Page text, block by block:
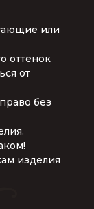
или
оттенок
от
без
изделия